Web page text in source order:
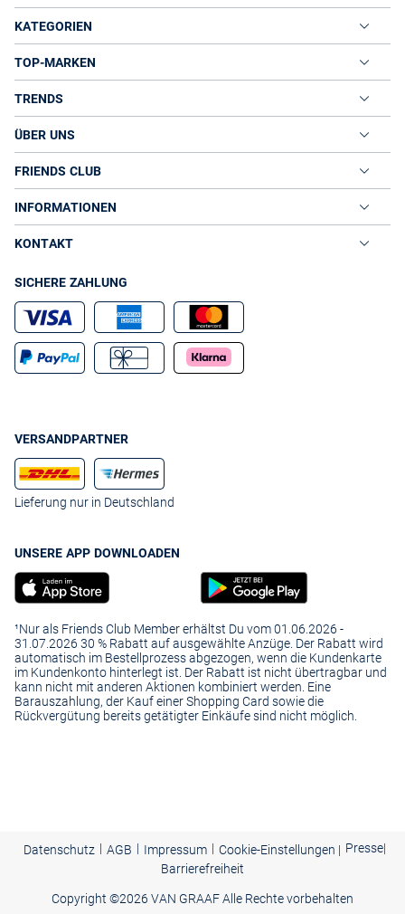
KATEGORIEN
TOP-MARKEN
TRENDS
ÜBER UNS
FRIENDS CLUB
INFORMATIONEN
KONTAKT
SICHERE ZAHLUNG
VERSANDPARTNER
Lieferung nur in Deutschland
UNSERE APP DOWNLOADEN
¹Nur als Friends Club Member erhältst Du vom 01.06.2026 -
31.07.2026 30 % Rabatt auf ausgewählte Anzüge. Der Rabatt wird
automatisch im Bestellprozess abgezogen, wenn die Kundenkarte
im Kundenkonto hinterlegt ist. Der Rabatt ist nicht übertragbar und
kann nicht mit anderen Aktionen kombiniert werden. Eine
Barauszahlung, der Kauf einer Shopping Card sowie die
Rückvergütung bereits getätigter Einkäufe sind nicht möglich.
Datenschutz | AGB | Impressum | Cookie-Einstellungen | Presse|
Barrierefreiheit
Copyright ©2026 VAN GRAAF Alle Rechte vorbehalten